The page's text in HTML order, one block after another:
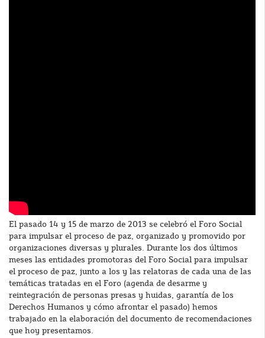
El pasado 14 y 15 de marzo de 2013 se celebró el Foro Social
para impulsar el proceso de paz, organizado y promovido por
organizaciones diversas y plurales. Durante los dos últimos
meses las entidades promotoras del Foro Social para impulsar
el proceso de paz, junto a los y las relatoras de cada una de las
temáticas tratadas en el Foro (agenda de desarme y
reintegración de personas presas y huidas, garantía de los
Derechos Humanos y cómo afrontar el pasado) hemos
trabajado en la elaboración del documento de recomendaciones
que hoy presentamos.